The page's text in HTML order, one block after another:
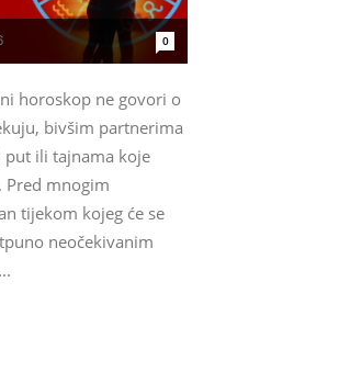
0
horoskop ne govori o
bivšim partnerima
put ili tajnama koje
Pred mnogim
tijekom kojeg će se
neočekivanim